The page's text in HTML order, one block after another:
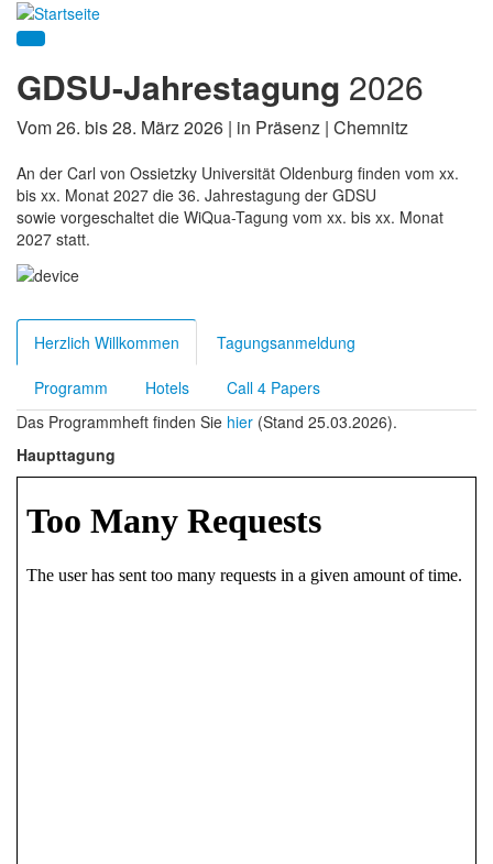
GDSU-Jahrestagung 2026
Vom 26. bis 28. März 2026 | in Präsenz | Chemnitz
An der Carl von Ossietzky Universität Oldenburg finden vom xx.
bis xx. Monat 2027 die 36. Jahrestagung der GDSU
sowie vorgeschaltet die WiQua-Tagung vom xx. bis xx. Monat
2027 statt.
Herzlich Willkommen Tagungsanmeldung
Programm Hotels
Call 4 Papers
Das Programmheft finden Sie hier (Stand 25.03.2026).
Haupttagung